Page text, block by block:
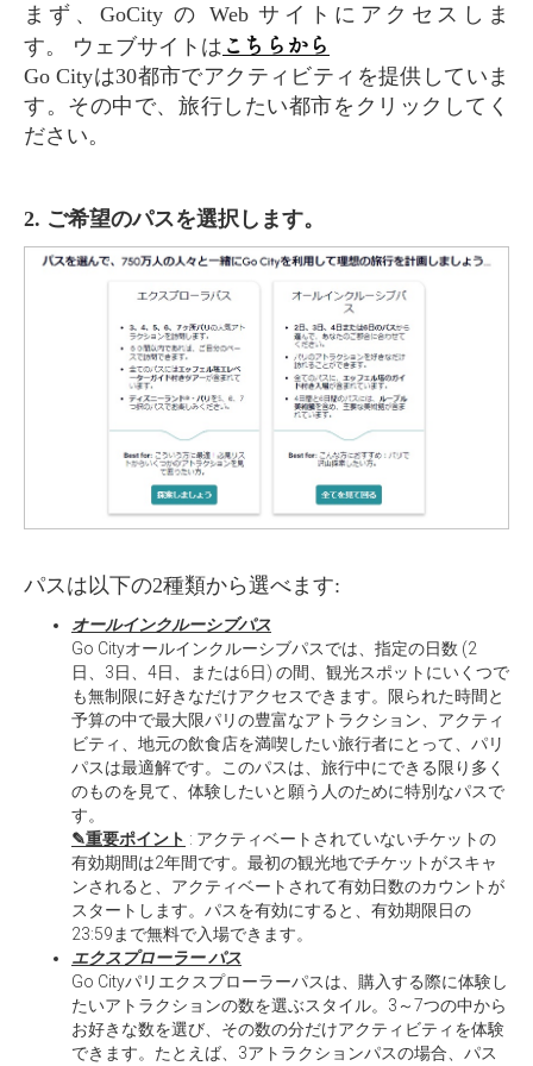
まず、GoCity の Web サイトにアクセスしま
す。 ウェブサイトは こちらから
Go Cityは30都市でアクティビティを提供していま
す。その中で、旅行したい都市をクリックしてく
ださい。
2. ご希望のパスを選択します。
パスは以下の2種類から選べます:
オールインクルーシブパス
Go Cityオールインクルーシブパスでは、指定の日数 (2
日、3日、4日、または6日) の間、観光スポットにいくつで
も無制限に好きなだけアクセスできます。限られた時間と
予算の中で最大限パリの豊富なアトラクション、アクティ
ビティ、地元の飲食店を満喫したい旅行者にとって、パリ
パスは最適解です。このパスは、旅行中にできる限り多く
のものを見て、体験したいと願う人のために特別なパスで
す。
✎重要ポイント : アクティベートされていないチケットの
有効期間は2年間です。最初の観光地でチケットがスキャ
ンされると、アクティベートされて有効日数のカウントが
スタートします。パスを有効にすると、有効期限日の
23:59まで無料で入場できます。
エクスプローラー パス
Go Cityパリエクスプローラーパスは、購入する際に体験し
たいアトラクションの数を選ぶスタイル。3～7つの中から
お好きな数を選び、その数の分だけアクティビティを体験
できます。たとえば、3アトラクションパスの場合、パス